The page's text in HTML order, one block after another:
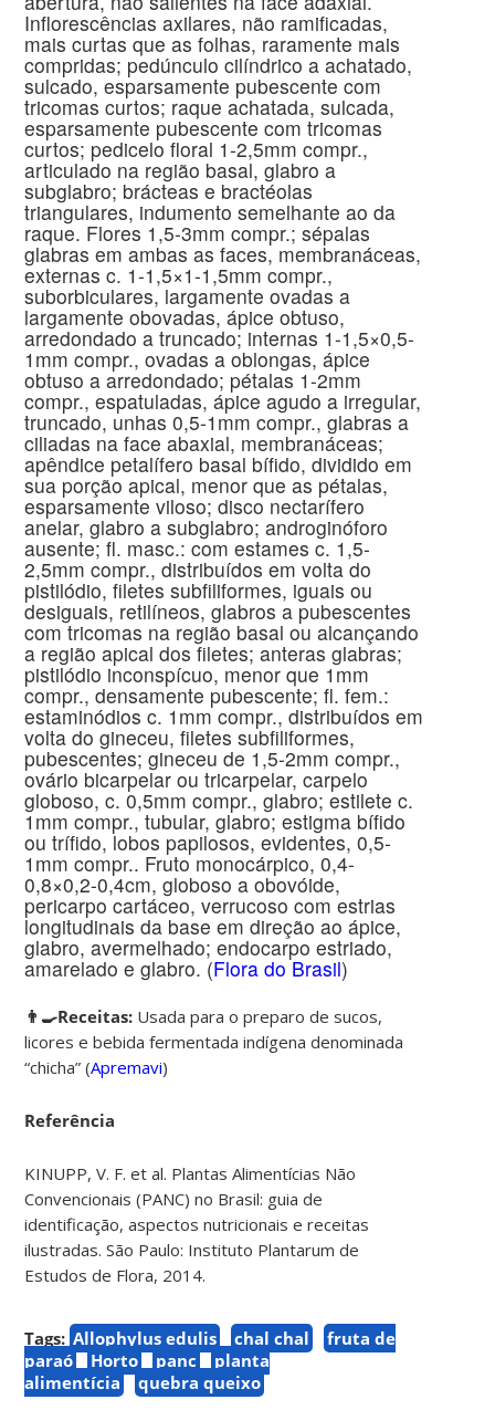
Inflorescências axilares, não ramificadas,
mais curtas que as folhas, raramente mais
compridas; pedúnculo cilíndrico a achatado,
sulcado, esparsamente pubescente com
tricomas curtos; raque achatada, sulcada,
esparsamente pubescente com tricomas
curtos; pedicelo floral 1-2,5mm compr.,
articulado na região basal, glabro a
subglabro; brácteas e bractéolas
triangulares, indumento semelhante ao da
raque. Flores 1,5-3mm compr.; sépalas
glabras em ambas as faces, membranáceas,
externas c. 1-1,5×1-1,5mm compr.,
suborbiculares, largamente ovadas a
largamente obovadas, ápice obtuso,
arredondado a truncado; internas 1-1,5×0,5-
1mm compr., ovadas a oblongas, ápice
obtuso a arredondado; pétalas 1-2mm
compr., espatuladas, ápice agudo a irregular,
truncado, unhas 0,5-1mm compr., glabras a
ciliadas na face abaxial, membranáceas;
apêndice petalífero basal bífido, dividido em
sua porção apical, menor que as pétalas,
esparsamente viloso; disco nectarífero
anelar, glabro a subglabro; androginóforo
ausente; fl. masc.: com estames c. 1,5-
2,5mm compr., distribuídos em volta do
pistilódio, filetes subfiliformes, iguais ou
desiguais, retilíneos, glabros a pubescentes
com tricomas na região basal ou alcançando
a região apical dos filetes; anteras glabras;
pistilódio inconspícuo, menor que 1mm
compr., densamente pubescente; fl. fem.:
estaminódios c. 1mm compr., distribuídos em
volta do gineceu, filetes subfiliformes,
pubescentes; gineceu de 1,5-2mm compr.,
ovário bicarpelar ou tricarpelar, carpelo
globoso, c. 0,5mm compr., glabro; estilete c.
1mm compr., tubular, glabro; estigma bífido
ou trífido, lobos papilosos, evidentes, 0,5-
1mm compr.. Fruto monocárpico, 0,4-
0,8×0,2-0,4cm, globoso a obovóide,
pericarpo cartáceo, verrucoso com estrias
longitudinais da base em direção ao ápice,
glabro, avermelhado; endocarpo estriado,
amarelado e glabro. (Flora do Brasil)
👨‍🍳Receitas: Usada para o preparo de sucos,
licores e bebida fermentada indígena denominada
“chicha” (Apremavi)
Referência
KINUPP, V. F. et al. Plantas Alimentícias Não
Convencionais (PANC) no Brasil: guia de
identificação, aspectos nutricionais e receitas
ilustradas. São Paulo: Instituto Plantarum de
Estudos de Flora, 2014.
Tags: Allophylus edulis chal chal
fruta de
paraó
Horto panc
planta
alimentícia
quebra queixo